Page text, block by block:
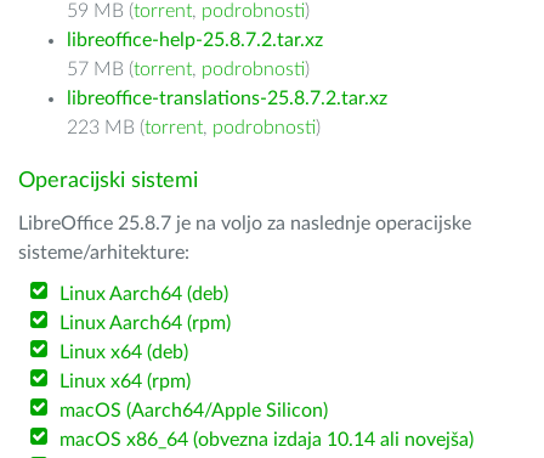
59 MB (torrent, podrobnosti)
libreoffice-help-25.8.7.2.tar.xz
57 MB (torrent, podrobnosti)
libreoffice-translations-25.8.7.2.tar.xz
223 MB (torrent, podrobnosti)
Operacijski sistemi
LibreOffice 25.8.7 je na voljo za naslednje operacijske
sisteme/arhitekture:
Linux Aarch64 (deb)
Linux Aarch64 (rpm)
Linux x64 (deb)
Linux x64 (rpm)
macOS (Aarch64/Apple Silicon)
macOS x86_64 (obvezna izdaja 10.14 ali novejša)